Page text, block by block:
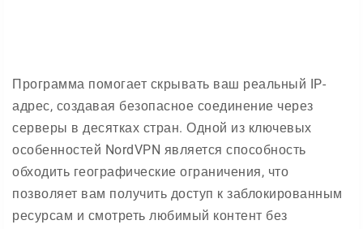
Программа помогает скрывать ваш реальный IP-
адрес, создавая безопасное соединение через
серверы в десятках стран. Одной из ключевых
особенностей NordVPN является способность
обходить географические ограничения, что
позволяет вам получить доступ к заблокированным
ресурсам и смотреть любимый контент без